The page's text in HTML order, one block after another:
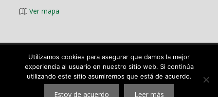
Ver mapa
Diseño Web
2026 ENASIS Centro Pedagógico y Académico en Valladolid.
Utilizamos cookies para asegurar que damos la mejor
experiencia al usuario en nuestro sitio web. Si continúa
utilizando este sitio asumiremos que está de acuerdo.
Estoy de acuerdo Leer más